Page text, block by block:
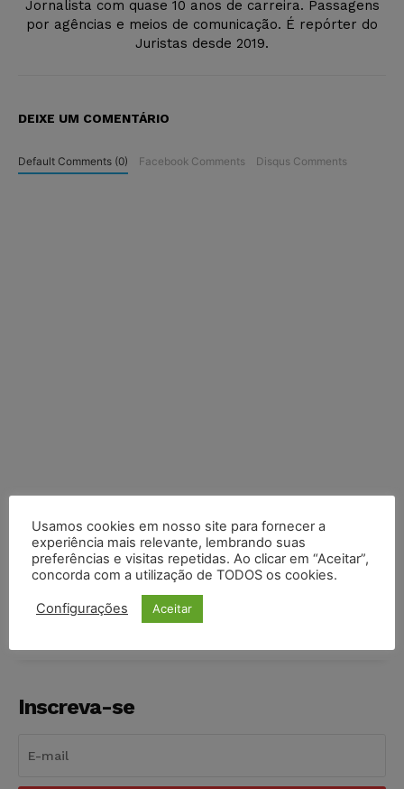
Jornalista com quase 10 anos de carreira. Passagens
por agências e meios de comunicação. É repórter do
Juristas desde 2019.
DEIXE UM COMENTÁRIO
Default Comments (0) Facebook Comments Disqus Comments
COMPARTILHE
Inscreva-se
Usamos cookies em nosso site para fornecer a
experiência mais relevante, lembrando suas
preferências e visitas repetidas. Ao clicar em “Aceitar”,
concorda com a utilização de TODOS os cookies.
Configurações Aceitar